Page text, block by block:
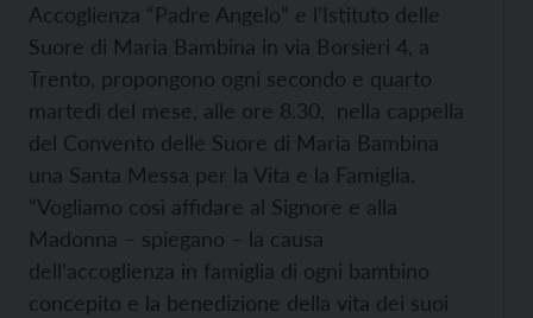
Accoglienza “Padre Angelo” e l’Istituto delle
Suore di Maria Bambina in via Borsieri 4, a
Trento, propongono ogni secondo e quarto
martedì del mese, alle ore 8.30, nella cappella
del Convento delle Suore di Maria Bambina
una Santa Messa per la Vita e la Famiglia.
“Vogliamo così affidare al Signore e alla
Madonna – spiegano – la causa
dell’accoglienza in famiglia di ogni bambino
concepito e la benedizione della vita dei suoi